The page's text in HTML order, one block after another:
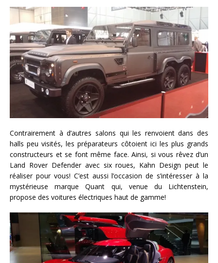
Contrairement à d’autres salons qui les renvoient dans des
halls peu visités, les préparateurs côtoient ici les plus grands
constructeurs et se font même face. Ainsi, si vous rêvez d’un
Land Rover Defender avec six roues, Kahn Design peut le
réaliser pour vous! C’est aussi l’occasion de s’intéresser à la
mystérieuse marque Quant qui, venue du Lichtenstein,
propose des voitures électriques haut de gamme!